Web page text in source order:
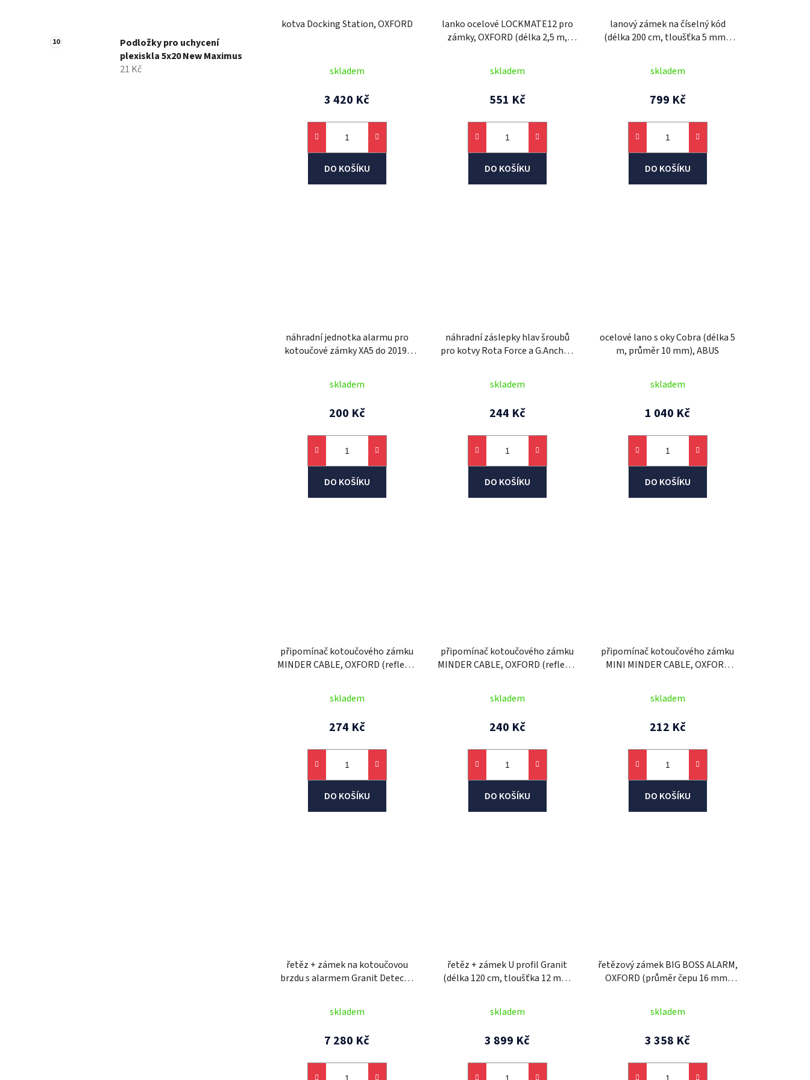
Podložky pro uchycení
plexiskla 5x20 New Maximus
21 Kč
kotva Docking Station, OXFORD
skladem
3 420 Kč
DO KOŠÍKU
lanko ocelové LOCKMATE12 pro
zámky, OXFORD (délka 2,5 m,
skladem
551 Kč
DO KOŠÍKU
lanový zámek na číselný kód
(délka 200 cm, tloušťka 5 mm),
skladem
799 Kč
DO KOŠÍKU
náhradní jednotka alarmu pro
kotoučové zámky XA5 do 2019,
skladem
200 Kč
DO KOŠÍKU
náhradní záslepky hlav šroubů
pro kotvy Rota Force a G.Anchor,
skladem
244 Kč
DO KOŠÍKU
ocelové lano s oky Cobra (délka 5
m, průměr 10 mm), ABUS
skladem
1 040 Kč
DO KOŠÍKU
připomínač kotoučového zámku
MINDER CABLE, OXFORD (reflexní
skladem
274 Kč
DO KOŠÍKU
připomínač kotoučového zámku
MINDER CABLE, OXFORD (reflexní
skladem
240 Kč
DO KOŠÍKU
připomínač kotoučového zámku
MINI MINDER CABLE, OXFORD
zdrhovadlem)
skladem
212 Kč
DO KOŠÍKU
řetěz + zámek na kotoučovou
brzdu s alarmem Granit Detecto
ABUS
skladem
7 280 Kč
řetěz + zámek U profil Granit
(délka 120 cm, tloušťka 12 mm,
skladem
3 899 Kč
řetězový zámek BIG BOSS ALARM,
OXFORD (průměr čepu 16 mm,
skladem
3 358 Kč